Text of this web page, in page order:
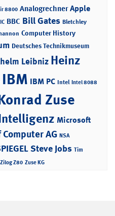
8800 Analogrechner Apple
BBC Bill Gates Bletchley
Computer History
Deutsches Technikmuseum
Leibniz Heinz
IBM IBM PC Intel Intel 8088
Zuse
Microsoft
AG NSA
Steve Jobs Tim
Zilog Z80 Zuse KG